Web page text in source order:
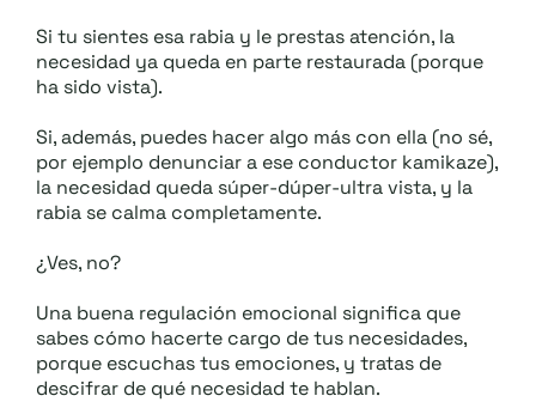
Si tu sientes esa rabia y le prestas atención, la
necesidad ya queda en parte restaurada (porque
ha sido vista).
Si, además, puedes hacer algo más con ella (no sé,
por ejemplo denunciar a ese conductor kamikaze),
la necesidad queda súper-dúper-ultra vista, y la
rabia se calma completamente.
¿Ves, no?
Una buena regulación emocional significa que
sabes cómo hacerte cargo de tus necesidades,
porque escuchas tus emociones, y tratas de
descifrar de qué necesidad te hablan.